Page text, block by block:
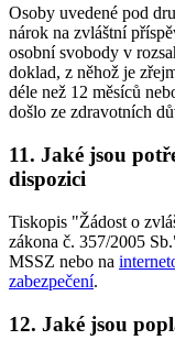
Osoby uvedené pod
nárok na zvláštní
osobní svobody v
doklad, z něhož je
déle než 12 měsíců
došlo ze zdravotních
11. Jaké jsou
dispozici
Tiskopis "Žádost o
zákona č. 357/2005
MSSZ nebo na
zabezpečení.
12. Jaké jsou